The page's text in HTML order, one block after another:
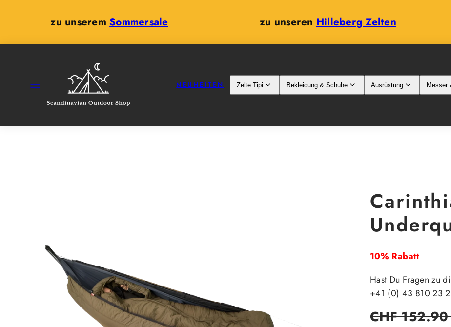
zu unseremSommersale zu unseren Hilleberg Zelten
SPEISEKARTE
NEUHEITEN Zelte Tipi Bekleidung & Schuhe Ausrüstung Messer
10% Rabatt
Hast Du Fragen zu
+41 (0) 43 810 23
Regulärer
CHF